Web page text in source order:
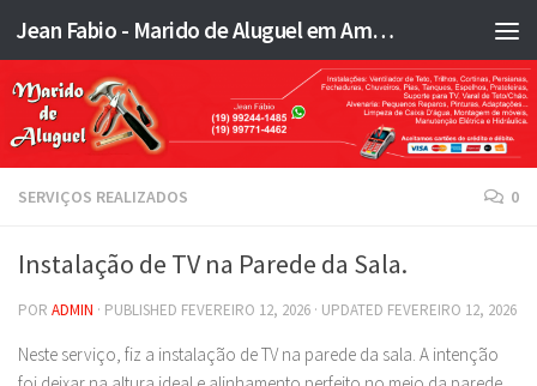
Skip to content Jean Fabio - Marido de Aluguel em Americana SP e região - JFMA
SERVIÇOS REALIZADOS 0
Instalação de TV na Parede da Sala.
POR ADMIN · PUBLISHED FEVEREIRO 12, 2026 · UPDATED FEVEREIRO 12, 2026
Neste serviço, fiz a instalação de TV na parede da sala. A intenção